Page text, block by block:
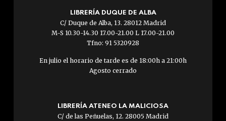
LIBRERÍA DUQUE DE ALBA
C/ Duque de Alba, 13. 28012 Madrid
M-S 10.30-14.30 17.00-21.00 L 17.00-21.00
Tfno: 91 5320928
En julio el horario de tarde es de 18:00h a 21:00h
Agosto cerrado
LIBRERÍA ATENEO LA MALICIOSA
C/ de las Peñuelas, 12. 28005 Madrid